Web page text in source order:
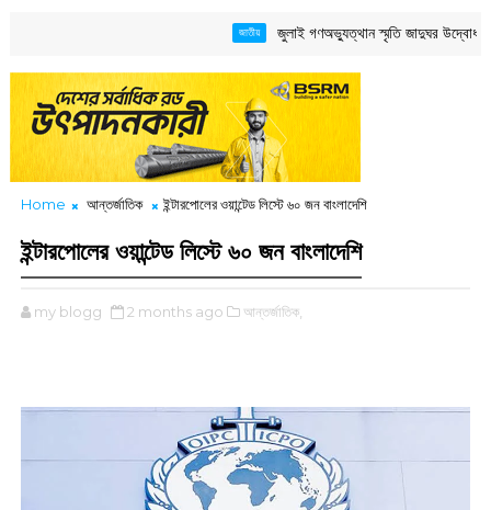
জুলাই গণঅভ্যুত্থান স্মৃতি জাদুঘর উদ্বোধন করলেন
Home আন্তর্জাতিক ইন্টারপোলের ওয়ান্টেড লিস্টে ৬০ জন বাংলাদেশি
ইন্টারপোলের ওয়ান্টেড লিস্টে ৬০ জন বাংলাদেশি
my blogg 2 months ago আন্তর্জাতিক,